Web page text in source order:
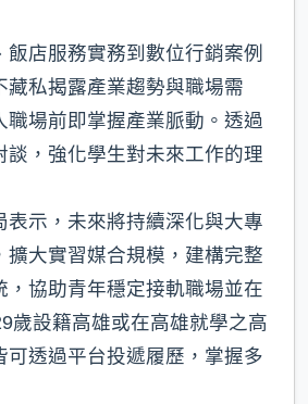
店服務實務到數位行銷案例
藏私揭露產業趨勢與職場需
職場前即掌握產業脈動。透過
談，強化學生對未來工作的理
表示，未來將持續深化與大專
擴大實習媒合規模，建構完整
，協助青年穩定接軌職場並在
歲設籍高雄或在高雄就學之高
可透過平台投遞履歷，掌握多